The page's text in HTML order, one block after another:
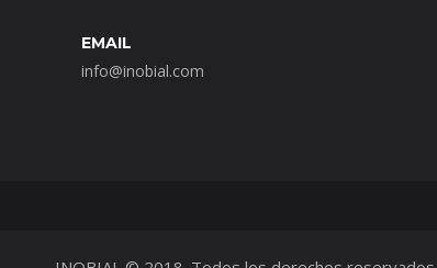
EMAIL
info@inobial.com